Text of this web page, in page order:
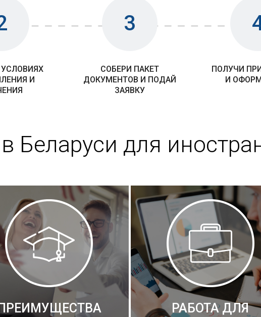
И
3
СОБЕРИ ПАКЕТ
ДОКУМЕНТОВ И ПОДАЙ
ЗАЯВКУ
ПОЛУЧИ
И
Беларуси для
ПРЕИМУЩЕСТВА
РАБОТА ДЛЯ